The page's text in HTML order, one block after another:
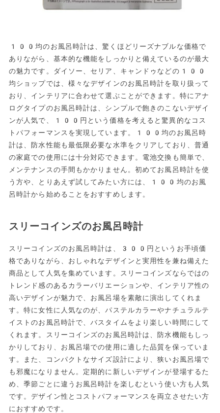
100均のお風呂時計は、驚くほどリーズナブルな価格で
ありながら、基本的な機能をしっかりと備えているのが最大
の魅力です。ダイソー、セリア、キャンドゥなどの100
均ショップでは、様々なデザインのお風呂時計を取り扱って
おり、インテリアに合わせて選ぶことができます。特にアナ
ログタイプのお風呂時計は、シンプルで飽きのこないデザイ
ンが人気で、100円という価格を考えると驚異的なコス
トパフォーマンスを実現しています。100均のお風呂時
計は、防水性能も最低限必要な水準をクリアしており、普通
の家庭での使用には十分対応できます。電池交換も簡単で、
メンテナンスの手間もかかりません。初めてお風呂時計を使
う方や、とりあえず試してみたい方には、100均のお風
呂時計から始めることをおすすめします。
スリーコインズのお風呂時計
スリーコインズのお風呂時計は、300円というお手頃価
格でありながら、おしゃれなデザインと実用性を兼ね備えた
商品として人気を集めています。スリーコインズならではの
トレンド感のあるカラーバリエーションや、インテリア性の
高いデザインが魅力で、お風呂場を素敵に演出してくれま
す。特に女性に人気なのが、パステルカラーやナチュラルテ
イストのお風呂時計で、バスタイムをより楽しい時間にして
くれます。スリーコインズのお風呂時計は、防水機能もしっ
かりしており、お風呂場での使用に適した品質を保っていま
す。また、コンパクトなサイズ設計により、狭いお風呂場で
も邪魔になりません。定期的に新しいデザインが登場するた
め、季節ごとに違うお風呂時計を楽しむという使い方も人気
です。デザイン性とコストパフォーマンスを両立させたい方
におすすめです。